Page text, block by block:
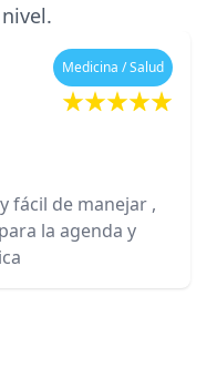
Medicina / Salud
fácil de manejar ,
la agenda y